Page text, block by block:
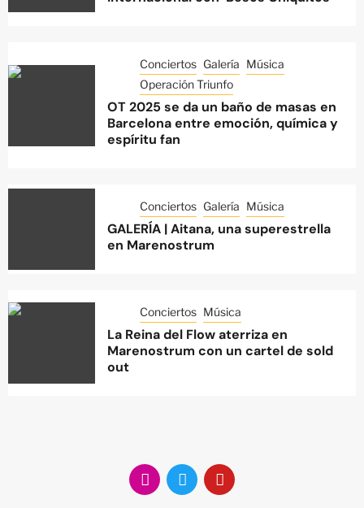
Conciertos Galería Música
Operación Triunfo
OT 2025 se da un baño de masas en
Barcelona entre emoción, química y
espíritu fan
Conciertos Galería Música
GALERÍA | Aitana, una superestrella
en Marenostrum
Conciertos Música
La Reina del Flow aterriza en
Marenostrum con un cartel de sold
out